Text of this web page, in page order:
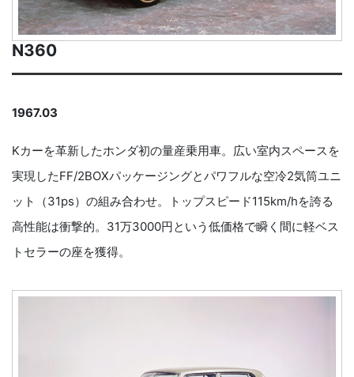
N360
1967.03
Kカーを革新したホンダ初の量産乗用車。広い室内スペースを
実現したFF/2BOXパッケージングとパワフルな空冷2気筒ユニ
ット（31ps）の組み合わせ。トップスピード115km/hを誇る
高性能は衝撃的。31万3000円という低価格で瞬く間に軽ベス
トセラーの座を獲得。